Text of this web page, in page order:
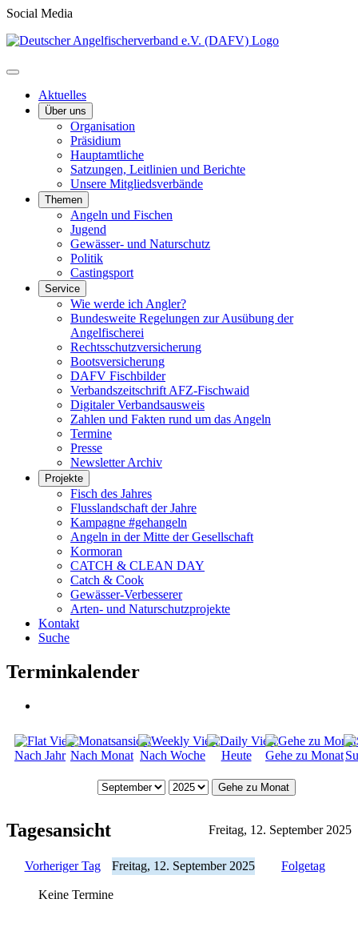
Social Media
Aktuelles
Über uns
Organisation
Präsidium
Hauptamtliche
Satzungen, Leitlinien und Berichte
Unsere Mitgliedsverbände
Themen
Angeln und Fischen
Jugend
Gewässer- und Naturschutz
Politik
Castingsport
Service
Wie werde ich Angler?
Bundesweite Regelungen zur Ausübung der
Angelfischerei
Rechtsschutzversicherung
Bootsversicherung
DAFV Fischbilder
Verbandszeitschrift AFZ-Fischwaid
Digitaler Verbandsausweis
Zahlen und Fakten rund um das Angeln
Termine
Presse
Newsletter Archiv
Projekte
Fisch des Jahres
Flusslandschaft der Jahre
Kampagne #gehangeln
Angeln in der Mitte der Gesellschaft
Kormoran
CATCH & CLEAN DAY
Catch & Cook
Gewässer-Verbesserer
Arten- und Naturschutzprojekte
Kontakt
Suche
Terminkalender
Nach Jahr Nach Monat Nach Woche Heute Gehe zu Monat
Gehe zu Monat
Tagesansicht Freitag, 12. September 2025
Vorheriger Tag Freitag, 12. September 2025 Folgetag
Keine Termine